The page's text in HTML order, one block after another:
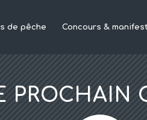
de pêche Concours &
PROCHAIN